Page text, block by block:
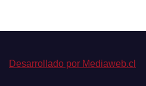
Desarrollado por Mediaweb.cl